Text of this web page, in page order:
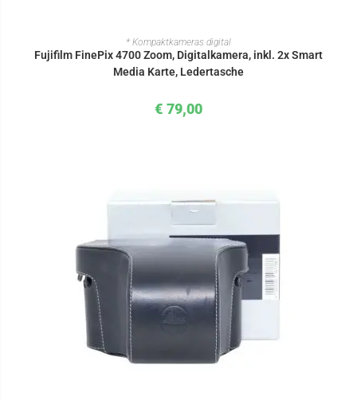
IN DEN WARENKORB
* Kompaktkameras digital
Fujifilm FinePix 4700 Zoom, Digitalkamera, inkl. 2x Smart
Media Karte, Ledertasche
€ 79,00